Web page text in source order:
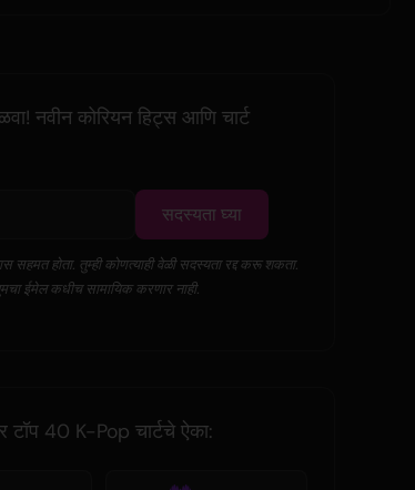
नवीन कोरियन हिट्स आणि चार्ट
सदस्यता घ्या
सहमत होता. तुम्ही कोणत्याही वेळी सदस्यता रद्द करू शकता.
ईमेल कधीच सामायिक करणार नाही.
टॉप 40 K-Pop चार्टचे ऐका: